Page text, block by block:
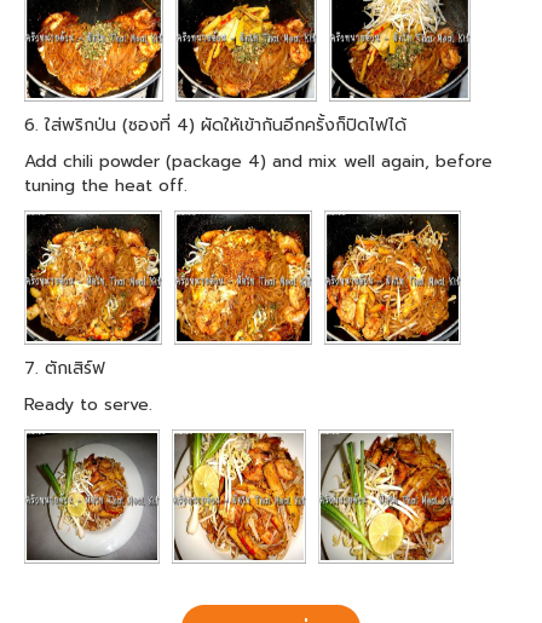
6. ใส่พริกป่น (ซองที่ 4) ผัดให้เข้ากันอีกครั้งก็ปิดไฟได้
Add chili powder (package 4) and mix well again, before
tuning the heat off.
7. ตักเสิร์ฟ
Ready to serve.